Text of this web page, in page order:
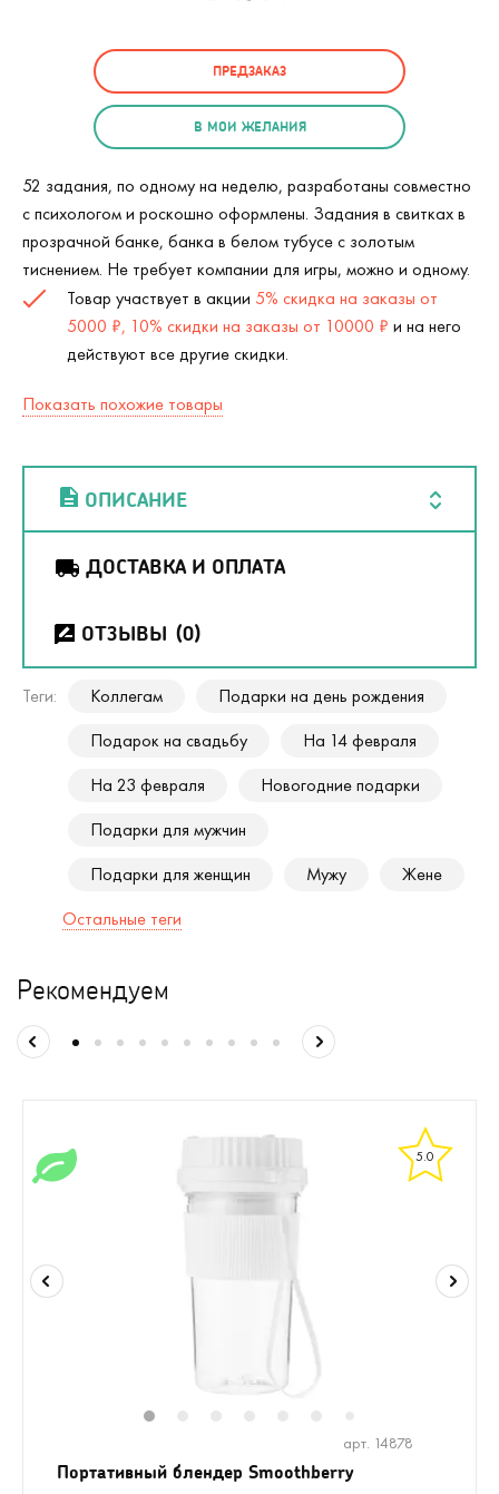
ПРЕДЗАКАЗ
В МОИ ЖЕЛАНИЯ
52 задания, по одному на неделю, разработаны совместно
с психологом и роскошно оформлены. Задания в свитках в
прозрачной банке, банка в белом тубусе с золотым
тиснением. Не требует компании для игры, можно и одному.
Товар участвует в акции 5% скидка на заказы от
5000 ₽, 10% скидки на заказы от 10000 ₽ и на него
действуют все другие скидки.
Показать похожие товары
ОПИСАНИЕ
ДОСТАВКА И ОПЛАТА
ОТЗЫВЫ (0)
Теги: Коллегам
Подарки на день рождения
Подарок на свадьбу
На 14 февраля
На 23 февраля
Новогодние подарки
Подарки для мужчин
Подарки для женщин
Мужу
Жене
Остальные теги
Рекомендуем
5.0
арт. 14878
Портативный блендер Smoothberry